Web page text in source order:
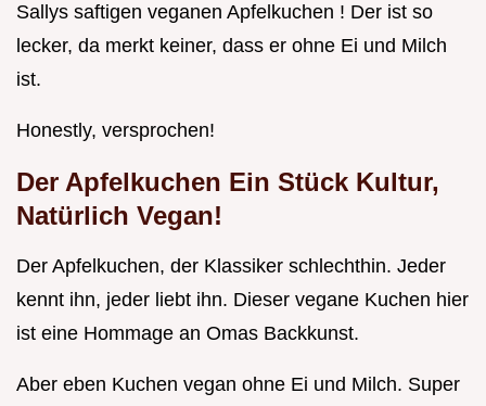
Sallys saftigen veganen Apfelkuchen ! Der ist so
lecker, da merkt keiner, dass er ohne Ei und Milch
ist.
Honestly, versprochen!
Der Apfelkuchen Ein Stück Kultur,
Natürlich Vegan!
Der Apfelkuchen, der Klassiker schlechthin. Jeder
kennt ihn, jeder liebt ihn. Dieser vegane Kuchen hier
ist eine Hommage an Omas Backkunst.
Aber eben Kuchen vegan ohne Ei und Milch. Super